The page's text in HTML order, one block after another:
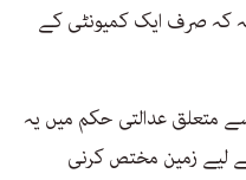
کہ صرف ایک کمیونٹی کے
متعلق عدالتی حکم میں یہ
لیے زمین مختص کرنی